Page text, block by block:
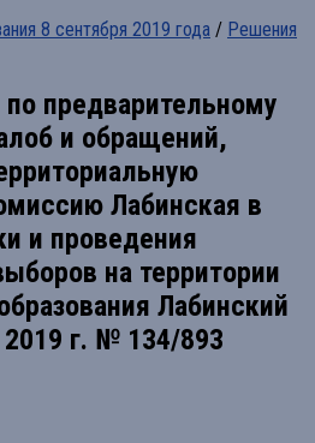
8 сентября 2019 года / Решения
предварительному
и обращений,
Лабинская в
и проведения
на территории
Лабинский
г. № 134/893